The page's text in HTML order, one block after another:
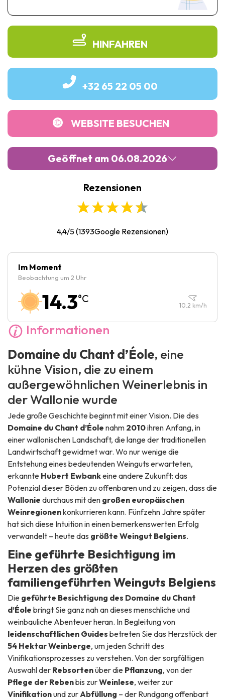
Gedächtnistourismus
UNESCO erbe
HINFAHREN
+32 65 22 05 00
WEBSITE BESUCHEN
Geöffnet am 06.08.2026
Geschlossen
10:00-18:00
10:00
Freitag :10:00
Sonntag :10:00-18:00
Rezensionen
4,4/5(1393Google Rezensionen)
Im Moment
Beobachtung um 2 Uhr
14.3°C
10.2 km/h
Informationen
Domaine du Chant d’Éole, eine
kühne Vision, die zu einem
außergewöhnlichen Weinerlebnis in
der Wallonie wurde
Jede große Geschichte beginnt mit einer Vision. Die des
Domaine du Chant d’Éole nahm 2010ihren Anfang, in
einer wallonischen Landschaft, die lange der traditionellen
Landwirtschaft gewidmet war. Wo nur wenige die
Entstehung eines bedeutenden Weinguts erwarteten,
erkannte Hubert Ewbankeine andere Zukunft: das
Potenzial dieser Böden zu offenbaren und zu zeigen, dass die
Wallonie durchaus mit den großen europäischen
Weinregionenkonkurrieren kann. Fünfzehn Jahre später
hat sich diese Intuition in einen bemerkenswerten Erfolg
verwandelt – heute das größte Weingut Belgiens.
Eine geführte Besichtigung im
Herzen des größten
familiengeführten Weinguts Belgiens
Die geführte Besichtigung des Domaine du Chant
d’Éole bringt Sie ganz nah an dieses menschliche und
weinbauliche Abenteuer heran. In Begleitung von
leidenschaftlichen Guides betreten Sie das Herzstück der
54 Hektar Weinberge, um jeden Schritt des
Vinifikationsprozesses zu verstehen. Von der sorgfältigen
Auswahl der Rebsortenüber die Pflanzung, von der
Pflege der Rebenbis zurWeinlese, weiter zur
Vinifikationund zurAbfüllung – der Rundgang offenbart